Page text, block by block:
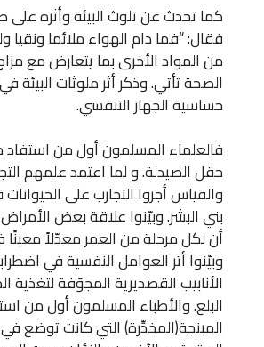
كما تحدث عن تلوث البيئة وأثره على
فقال: “فما دام الهواء ملائما ونقيا
من المواد الأخرى بما يتعارض مع
الصحة تأتي. وذكر أثر ملوثات
حساسية الجهاز التنفسي.
فالعلماء المسلمون أول من استفاد
حقل الصيدلة. و لما اعتمد علمهم
والقياس أجروا التجارب على
بني البشر. وبيّنوا علاقة بعض
أن لكل مرحلة من العمر معدّلاً معينًا
وبيّنوا أثر العوامل النفسية في
الأنابيب القصديرية المجوّفة لتغذية
البلع. والأطباء المسلمون أول من
المبنجة(المخدِّرة) التي كانت توضع